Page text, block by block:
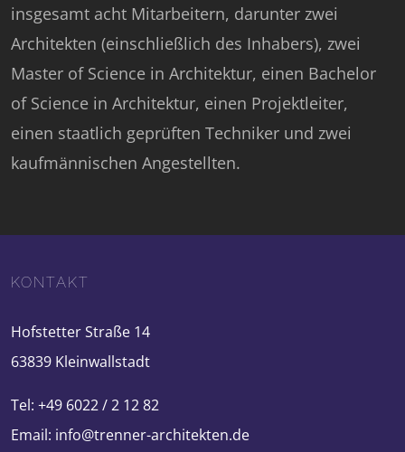
insgesamt acht Mitarbeitern, darunter zwei
Architekten (einschließlich des Inhabers), zwei
Master of Science in Architektur, einen Bachelor
of Science in Architektur, einen Projektleiter,
einen staatlich geprüften Techniker und zwei
kaufmännischen Angestellten.
KONTAKT
Hofstetter Straße 14
63839 Kleinwallstadt
Tel: +49 6022 / 2 12 82
Email: info@trenner-architekten.de